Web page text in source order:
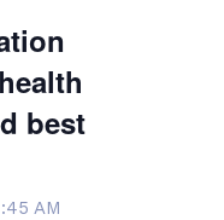
best
AM